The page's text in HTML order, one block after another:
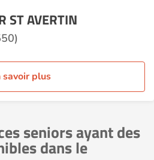
ST AVERTIN
savoir plus
seniors ayant des
dans le